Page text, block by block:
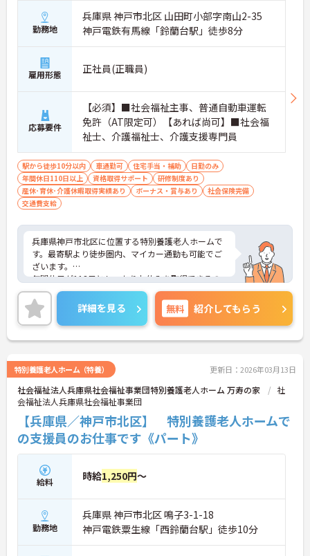
勤務地
兵庫県 神戸市北区 山田町小部字南山2-35
神戸電鉄有馬線「鈴蘭台駅」徒歩8分
雇用形態 正社員(正職員)
応募要件
【必須】■社会福祉主事、普通自動車運転
免許（AT限定可）【あれば尚可】■社会福
祉士、介護福祉士、介護支援専門員
駅から徒歩10分以内 車通勤可 住宅手当・補助
日勤のみ
年間休日110日以上
資格取得サポート
研修制度あり
産休･育休･介護休暇取得実績あり
ボーナス・賞与あり
社会保険完備
交通費支給
兵庫県神戸市北区に位置する特別養護老人ホームで
す。最寄駅より徒歩圏内、マイカー通勤も可能でご
ざいます。
年間休日が113日としっかりお休みを取得できるの
で、ワークライフバランスを大切にしたい方におす
すめです。
昇給や賞与制度があり頑張りが評価されてしっかり
と職員に還元されます。
ご興味のある方には、面接対策ポイントなど、さら
さい！
詳細を見る 無料 紹介してもらう
特別養護老人ホーム（特養） 更新日：2026年03月13日
社会福祉法人兵庫県社会福祉事業団特別養護老人ホーム 万寿の家
社
会福祉法人兵庫県社会福祉事業団
【兵庫県／神戸市北区】 特別養護老人ホームで
の支援員のお仕事です《パート》
給料 時給1,250円～
勤務地
兵庫県 神戸市北区 鳴子3-1-18
神戸電鉄粟生線「西鈴蘭台駅」徒歩10分